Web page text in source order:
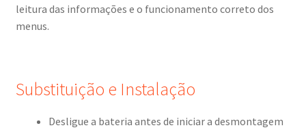
leitura das informações e o funcionamento correto dos
menus.
Substituição e Instalação
Desligue a bateria antes de iniciar a desmontagem